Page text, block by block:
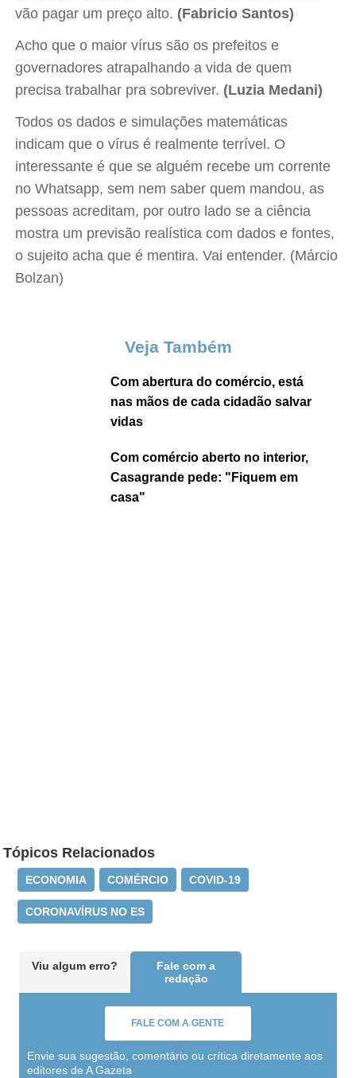
vão pagar um preço alto. (Fabricio Santos)
Acho que o maior vírus são os prefeitos e
governadores atrapalhando a vida de quem
precisa trabalhar pra sobreviver. (Luzia Medani)
Todos os dados e simulações matemáticas
indicam que o vírus é realmente terrível. O
interessante é que se alguém recebe um corrente
no Whatsapp, sem nem saber quem mandou, as
pessoas acreditam, por outro lado se a ciência
mostra um previsão realística com dados e fontes,
o sujeito acha que é mentira. Vai entender. (Márcio
Bolzan)
Veja Também
Com abertura do comércio, está
nas mãos de cada cidadão salvar
vidas
Com comércio aberto no interior,
Casagrande pede: "Fiquem em
casa"
Tópicos Relacionados
ECONOMIA COMÉRCIO COVID-19
CORONAVÍRUS NO ES
Viu algum erro?
Fale com a
redação
FALE COM A GENTE
Envie sua sugestão, comentário ou crítica diretamente aos
editores de A Gazeta